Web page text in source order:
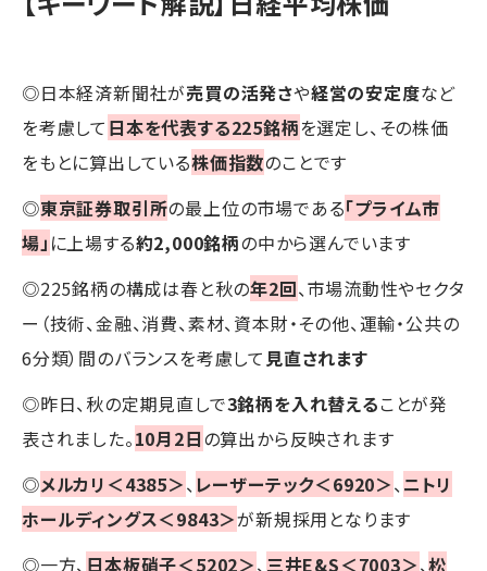
◎日本経済新聞社が売買の活発さや経営の安定度など
を考慮して 日本を代表する225銘柄を選定し、その株価
をもとに算出している株価指数のことです
◎東京証券取引所の最上位の市場である「プライム市
場」 に上場する約2,000銘柄の中から選んでいます
◎225銘柄の構成は春と秋の年2回、市場流動性やセクタ
ー（技術、金融、消費、素材、資本財・その他、運輸・公共の
6分類）間のバランスを考慮して 見直されます
◎昨日、秋の定期見直しで3銘柄を入れ替えることが発
表されました。10月2日の算出から反映されます
◎メルカリ＜4385＞、 レーザーテック＜6920＞、 ニトリ
ホールディングス＜9843＞が新規採用となります
◎一方、 日本板硝子＜5202＞、 三井E&S＜7003＞、松